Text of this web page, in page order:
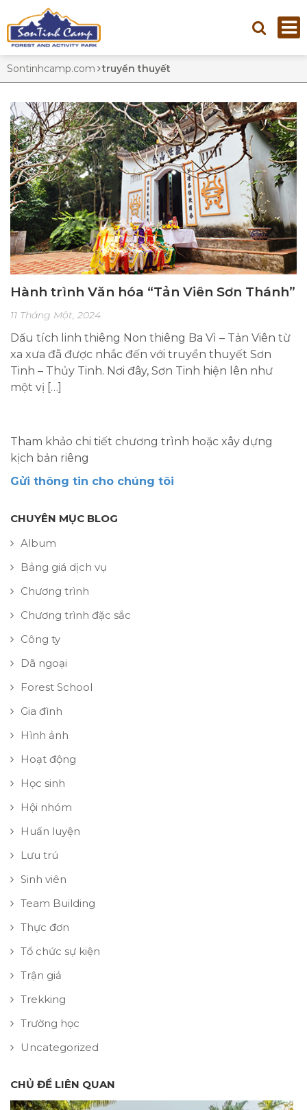
Sontinhcamp.com truyền thuyết
THẺ:TRUYỀN THUYẾT
Hành trình Văn hóa “Tản Viên Sơn Thánh”
11 Tháng Một, 2024
Dấu tích linh thiêng Non thiêng Ba Vì – Tản Viên từ
xa xưa đã được nhắc đến với truyền thuyết Sơn
Tinh – Thủy Tinh. Nơi đây, Sơn Tinh hiện lên như
một vị […]
Tham khảo chi tiết chương trình hoặc xây dựng
kịch bản riêng
Gửi thông tin cho chúng tôi
CHUYÊN MỤC BLOG
Album
Bảng giá dịch vụ
Chương trình
Chương trình đặc sắc
Công ty
Dã ngoại
Forest School
Gia đình
Hình ảnh
Hoạt động
Học sinh
Hội nhóm
Huấn luyện
Lưu trú
Sinh viên
Team Building
Thực đơn
Tổ chức sự kiện
Trận giả
Trekking
Trường học
Uncategorized
CHỦ ĐỀ LIÊN QUAN